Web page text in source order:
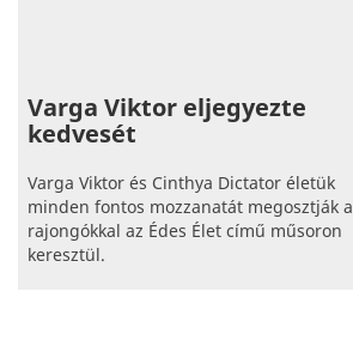
Varga Viktor eljegyezte
kedvesét
Varga Viktor és Cinthya Dictator életük
minden fontos mozzanatát megosztják a
rajongókkal az Édes Élet című műsoron
keresztül.